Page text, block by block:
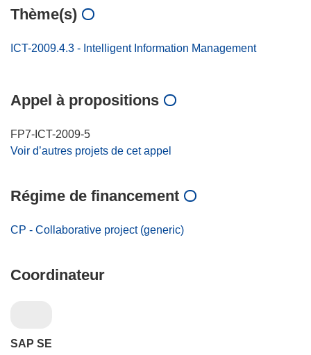
Thème(s)
ICT-2009.4.3 - Intelligent Information Management
Appel à propositions
FP7-ICT-2009-5
Voir d’autres projets de cet appel
Régime de financement
CP - Collaborative project (generic)
Coordinateur
SAP SE